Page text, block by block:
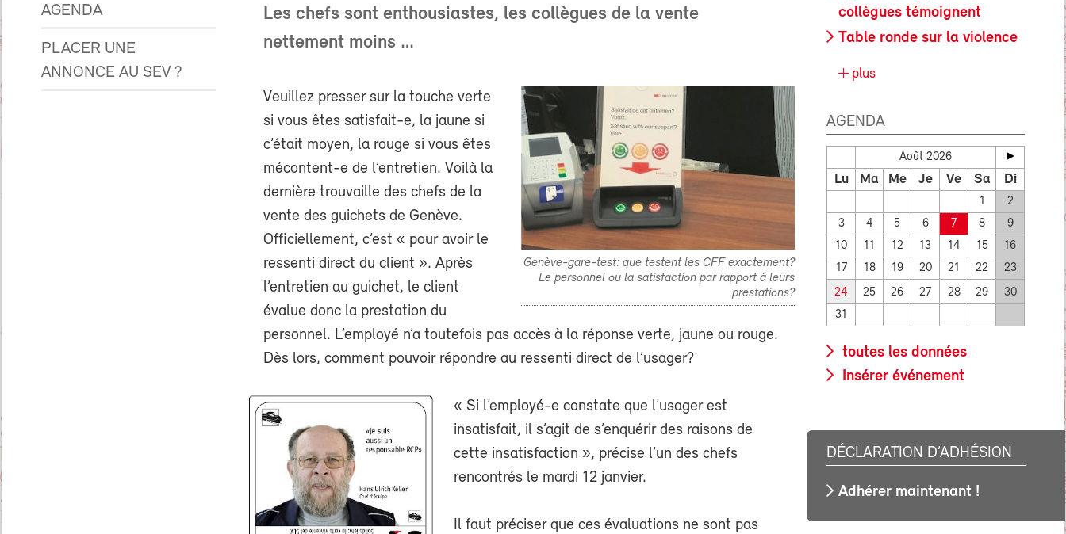
AGENDA
PLACER UNE
ANNONCE AU SEV ?
Les chefs sont enthousiastes, les collègues de la vente
nettement moins …
Genève-gare-test: que testent les CFF exactement?
Le personnel ou la satisfaction par rapport à leurs
prestations?
Veuillez presser sur la touche verte
si vous êtes satisfait-e, la jaune si
c’était moyen, la rouge si vous êtes
mécontent-e de l’entretien. Voilà la
dernière trouvaille des chefs de la
vente des guichets de Genève.
Officiellement, c’est « pour avoir le
ressenti direct du client ». Après
l’entretien au guichet, le client
évalue donc la prestation du
personnel. L’employé n’a toutefois pas accès à la réponse verte, jaune ou rouge.
Dès lors, comment pouvoir répondre au ressenti direct de l’usager?
« Si l’employé-e constate que l’usager est
insatisfait, il s’agit de s’enquérir des raisons de
cette insatisfaction », précise l’un des chefs
rencontrés le mardi 12 janvier.
Il faut préciser que ces évaluations ne sont pas
collègues témoignent
Table ronde sur la violence
plus
AGENDA
Août 2026
Lu Ma Me Je Ve Sa Di
1
2
3
4 5 6 7 8
9
10
11 12 13 14 15
16
17
18 19 20 21 22 23
24 25 26 27 28 29
30
31
toutes les données
Insérer événement
DÉCLARATION D’ADHÉSION
Adhérer maintenant !